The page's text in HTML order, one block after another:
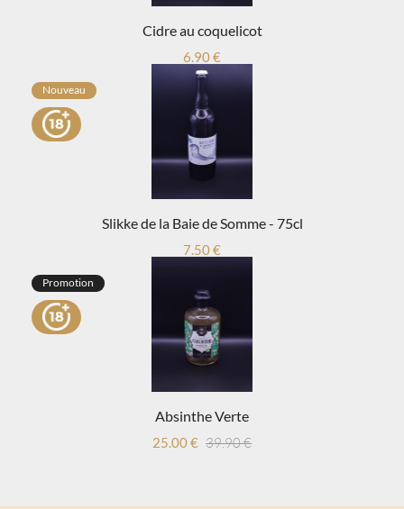
Cidre au coquelicot
6.90 €
Nouveau
Slikke de la Baie de Somme - 75cl
7.50 €
Promotion
Absinthe Verte
25.00 € 39.90 €